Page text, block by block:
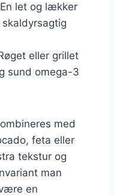
let og lækker
eller grillet
sund omega-3
med
feta eller
tekstur og
man
en